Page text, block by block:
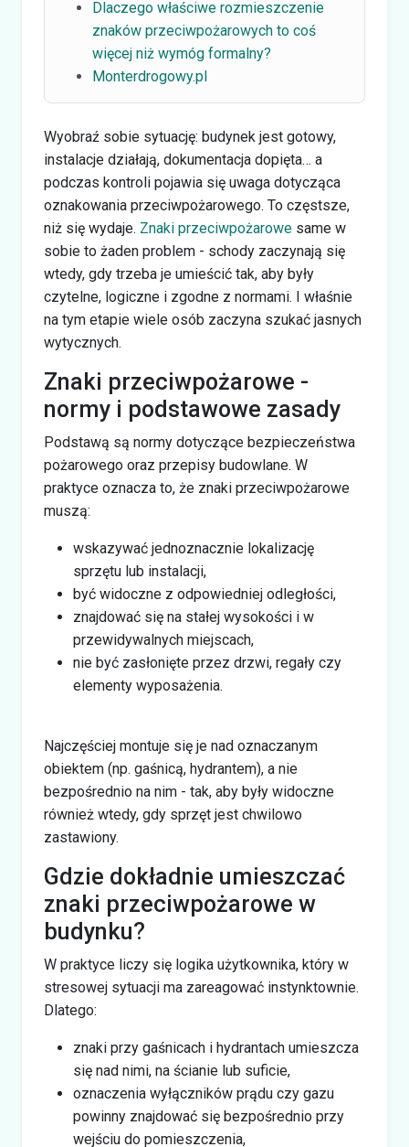
Dlaczego właściwe rozmieszczenie
znaków przeciwpożarowych to coś
więcej niż wymóg formalny?
Monterdrogowy.pl
Wyobraź sobie sytuację: budynek jest gotowy,
instalacje działają, dokumentacja dopięta… a
podczas kontroli pojawia się uwaga dotycząca
oznakowania przeciwpożarowego. To częstsze,
niż się wydaje. Znaki przeciwpożarowe same w
sobie to żaden problem - schody zaczynają się
wtedy, gdy trzeba je umieścić tak, aby były
czytelne, logiczne i zgodne z normami. I właśnie
na tym etapie wiele osób zaczyna szukać jasnych
wytycznych.
Znaki przeciwpożarowe -
normy i podstawowe zasady
Podstawą są normy dotyczące bezpieczeństwa
pożarowego oraz przepisy budowlane. W
praktyce oznacza to, że znaki przeciwpożarowe
muszą:
wskazywać jednoznacznie lokalizację
sprzętu lub instalacji,
być widoczne z odpowiedniej odległości,
znajdować się na stałej wysokości i w
przewidywalnych miejscach,
nie być zasłonięte przez drzwi, regały czy
elementy wyposażenia.
Najczęściej montuje się je nad oznaczanym
obiektem (np. gaśnicą, hydrantem), a nie
bezpośrednio na nim - tak, aby były widoczne
również wtedy, gdy sprzęt jest chwilowo
zastawiony.
Gdzie dokładnie umieszczać
znaki przeciwpożarowe w
budynku?
W praktyce liczy się logika użytkownika, który w
stresowej sytuacji ma zareagować instynktownie.
Dlatego:
znaki przy gaśnicach i hydrantach umieszcza
się nad nimi, na ścianie lub suficie,
oznaczenia wyłączników prądu czy gazu
powinny znajdować się bezpośrednio przy
wejściu do pomieszczenia,